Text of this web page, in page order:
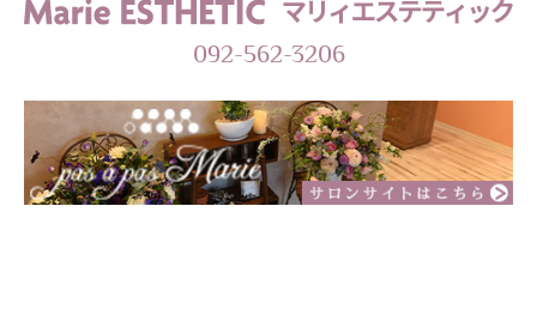
092-562-3206